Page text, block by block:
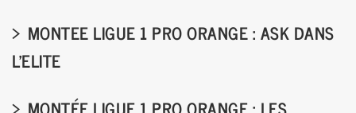
MONTEE LIGUE 1 PRO ORANGE : ASK DANS
L’ELITE